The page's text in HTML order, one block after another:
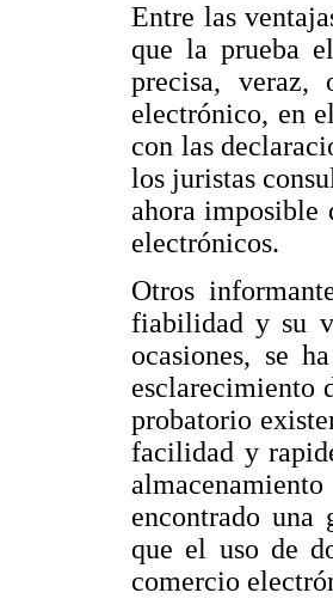
Entre las
que la prueba
precisa, veraz,
electrónico, en
con las
los juristas
ahora imposible
electrónicos.
Otros
fiabilidad y su
ocasiones, se
esclarecimiento
probatorio
facilidad y
encontrado una
que el uso de
comercio